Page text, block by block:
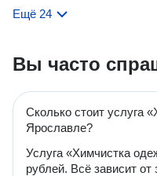
Ещё 24
Вы часто
Сколько стоит услуга
Ярославле?
Услуга «Химчистка
рублей. Всё зависит от